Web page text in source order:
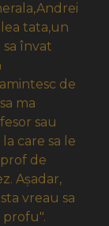
tata,un
învat
de
ma
sau
care sa le
de
Așadar,
vreau sa